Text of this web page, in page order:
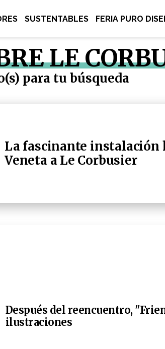
SUSTENTABLES FERIA PURO
LE
para tu búsqueda
La fascinante instalación
Veneta a Le Corbusier
Después del reencuentro,
ilustraciones